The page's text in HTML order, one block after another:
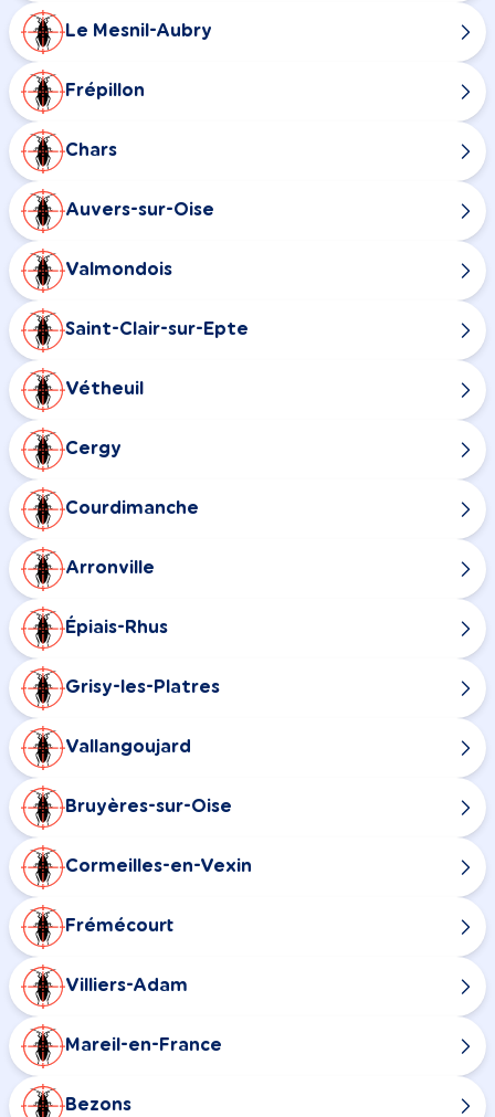
Le Mesnil-Aubry
Frépillon
Chars
Auvers-sur-Oise
Valmondois
Saint-Clair-sur-Epte
Vétheuil
Cergy
Courdimanche
Arronville
Épiais-Rhus
Grisy-les-Platres
Vallangoujard
Bruyères-sur-Oise
Cormeilles-en-Vexin
Frémécourt
Villiers-Adam
Mareil-en-France
Bezons